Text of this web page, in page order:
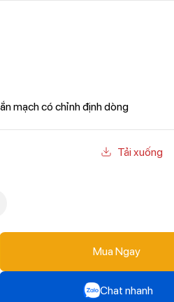
mạch có chỉnh định dòng
Tải xuống
Mua Ngay
Chat nhanh